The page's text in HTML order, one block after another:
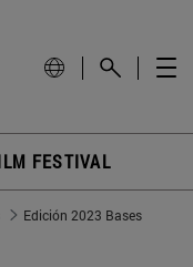
FESTIVAL
Edición 2023 Bases